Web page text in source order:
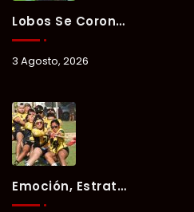
Lobos Se Corona Campeón Del Verano Xul-Há 2026 Tras Tres Días De Intensa Competencia.
3 Agosto, 2026
Emoción, Estrategia Y Trabajo En Equipo Marcan El Segundo Día Del Verano Xul-Há 2026.